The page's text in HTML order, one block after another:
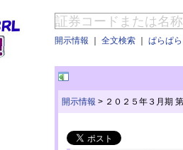
開示情報 ｜ 全文検索 ｜ ぱらぱ
開示情報 > ２０２５年３月期